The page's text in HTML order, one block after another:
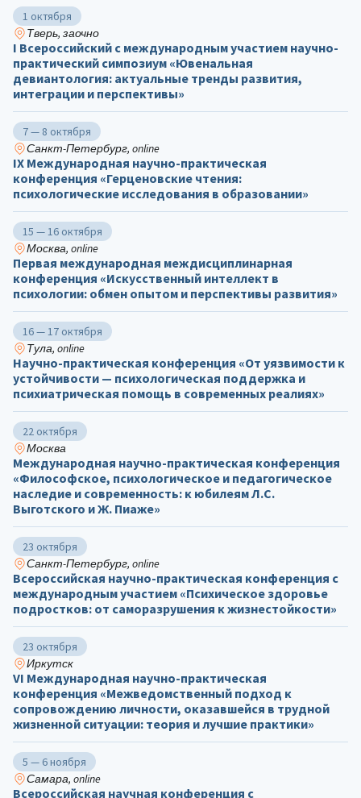
1 октября
Тверь, заочно
I Всероссийский с международным участием научно-
практический симпозиум «Ювенальная
девиантология: актуальные тренды развития,
интеграции и перспективы»
7 — 8 октября
Санкт-Петербург, online
IX Международная научно-практическая
конференция «Герценовские чтения:
психологические исследования в образовании»
15 — 16 октября
Москва, online
Первая международная междисциплинарная
конференция «Искусственный интеллект в
психологии: обмен опытом и перспективы развития»
16 — 17 октября
Тула, online
Научно-практическая конференция «От уязвимости к
устойчивости — психологическая поддержка и
психиатрическая помощь в современных реалиях»
22 октября
Москва
Международная научно-практическая конференция
«Философское, психологическое и педагогическое
наследие и современность: к юбилеям Л.С.
Выготского и Ж. Пиаже»
23 октября
Санкт-Петербург, online
Всероссийская научно-практическая конференция с
международным участием «Психическое здоровье
подростков: от саморазрушения к жизнестойкости»
23 октября
Иркутск
VI Международная научно-практическая
конференция «Межведомственный подход к
сопровождению личности, оказавшейся в трудной
жизненной ситуации: теория и лучшие практики»
5 — 6 ноября
Самара, online
Всероссийская научная конференция с